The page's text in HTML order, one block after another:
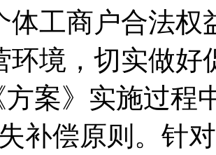
体工商户合法权
环境，切实做好
方案》实施过程
补偿原则。针